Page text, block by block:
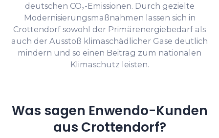
deutschen CO₂-Emissionen. Durch gezielte
Modernisierungsmaßnahmen lassen sich in
Crottendorf sowohl der Primärenergiebedarf als
auch der Ausstoß klimaschädlicher Gase deutlich
mindern und so einen Beitrag zum nationalen
Klimaschutz leisten.
Was sagen Enwendo-Kunden
aus Crottendorf?